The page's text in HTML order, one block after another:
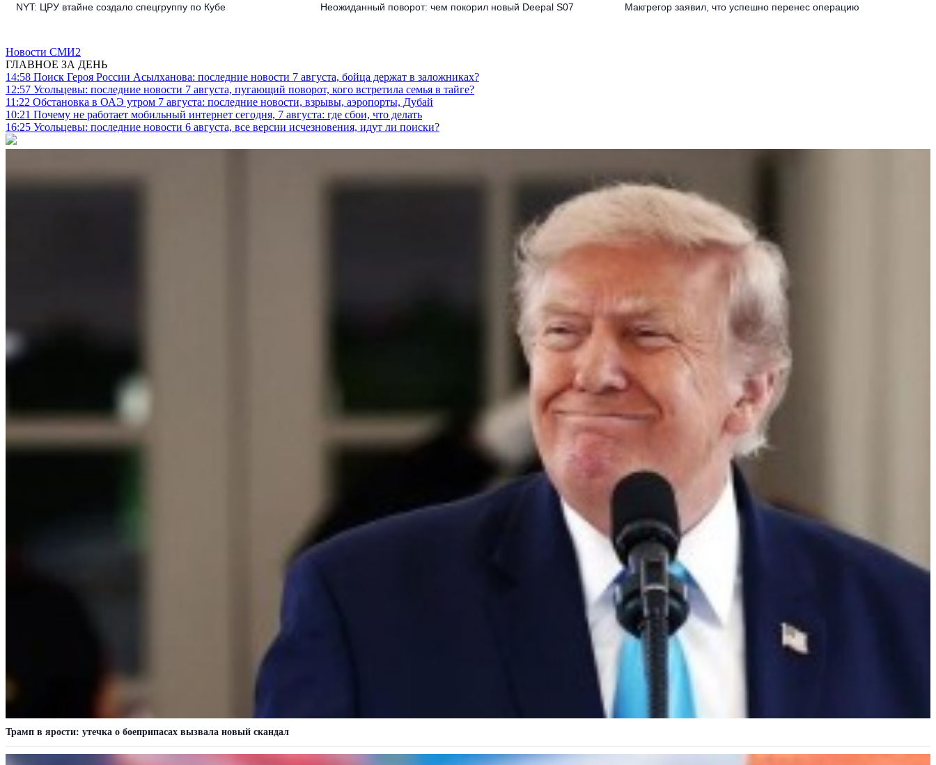
NYT: ЦРУ втайне создало спецгруппу по Кубе Неожиданный поворот: чем покорил новый Deepal S07 Макгрегор заявил, что успешно перенес операцию
Новости СМИ2
ГЛАВНОЕ ЗА ДЕНЬ
14:58 Поиск Героя России Асылханова: последние новости 7 августа, бойца держат в заложниках?
12:57 Усольцевы: последние новости 7 августа, пугающий поворот, кого встретила семья в тайге?
11:22 Обстановка в ОАЭ утром 7 августа: последние новости, взрывы, аэропорты, Дубай
10:21 Почему не работает мобильный интернет сегодня, 7 августа: где сбои, что делать
16:25 Усольцевы: последние новости 6 августа, все версии исчезновения, идут ли поиски?
Трамп в ярости: утечка о боеприпасах вызвала новый скандал